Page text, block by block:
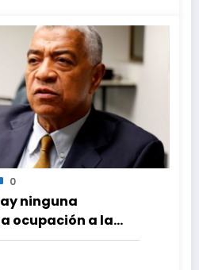
0
ninguna
ocupación a la